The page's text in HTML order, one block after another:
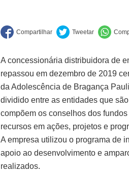
A concessionária distribuidora de
repassou em dezembro de 2019
da Adolescência de Bragança
dividido entre as entidades que
compõem os conselhos dos
recursos em ações, projetos e
A empresa utilizou o programa de
apoio ao desenvolvimento e
realizados.